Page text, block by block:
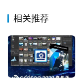
相关推荐